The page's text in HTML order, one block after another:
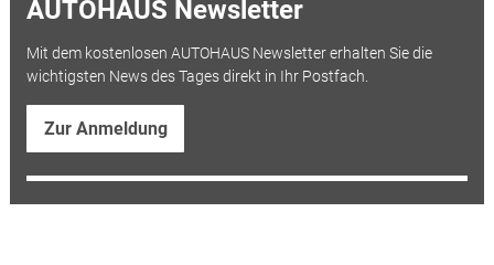
AUTOHAUS Newsletter
Mit dem kostenlosen AUTOHAUS Newsletter erhalten Sie die
wichtigsten News des Tages direkt in Ihr Postfach.
Zur Anmeldung